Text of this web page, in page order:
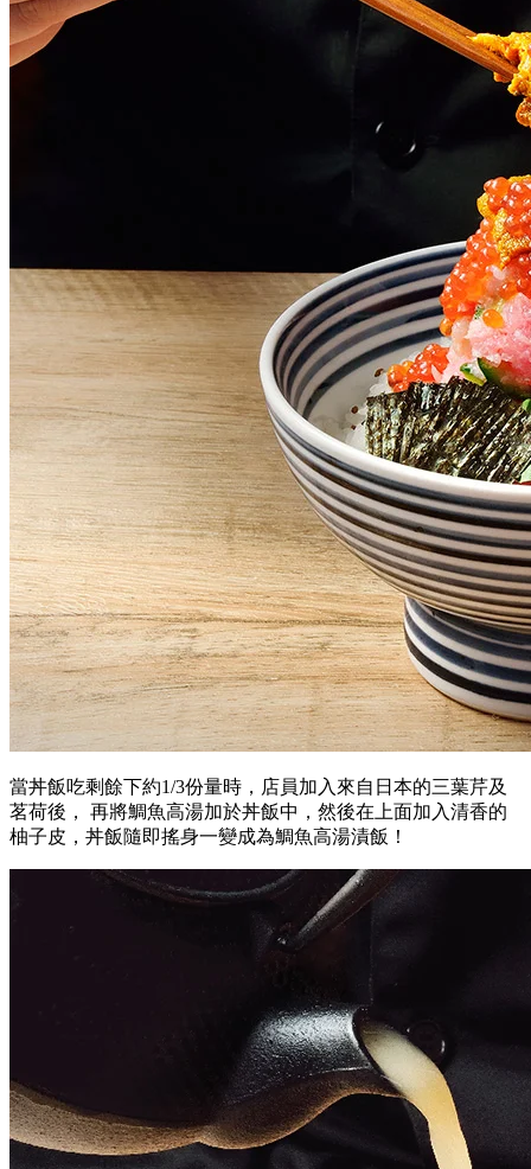
當丼飯吃剩餘下約1/3份量時，店員加入來自日本的三葉芹及
茗荷後， 再將鯛魚高湯加於丼飯中，然後在上面加入清香的
柚子皮，丼飯隨即搖身一變成為鯛魚高湯漬飯！